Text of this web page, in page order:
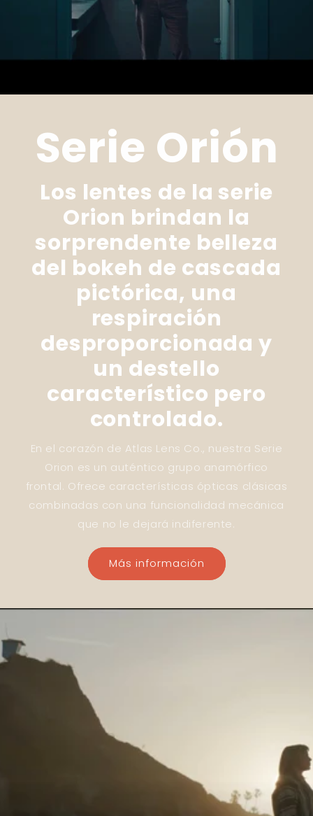
Serie Orión
Los lentes de la serie
Orion brindan la
sorprendente belleza
del bokeh de cascada
pictórica, una
respiración
desproporcionada y
un destello
característico pero
controlado.
En el corazón de Atlas Lens Co., nuestra Serie
Orion es un auténtico grupo anamórfico
frontal. Ofrece características ópticas clásicas
combinadas con una funcionalidad mecánica
que no le dejará indiferente.
Más información